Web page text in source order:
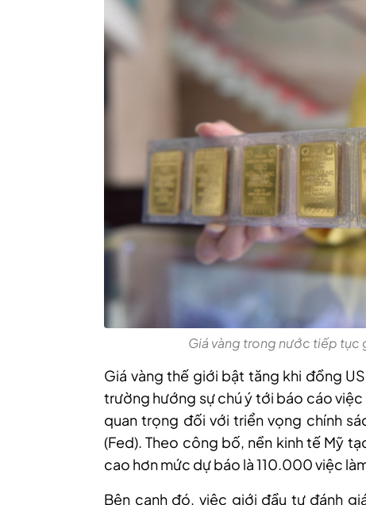
Giá vàng trong nước tiếp tục
Giá vàng thế giới bật tăng khi đồng
trường hướng sự chú ý tới báo cáo
quan trọng đối với triển vọng chính
(Fed). Theo công bố, nền kinh tế Mỹ
cao hơn mức dự báo là 110.000 việc
Bên cạnh đó, việc giới đầu tư đánh